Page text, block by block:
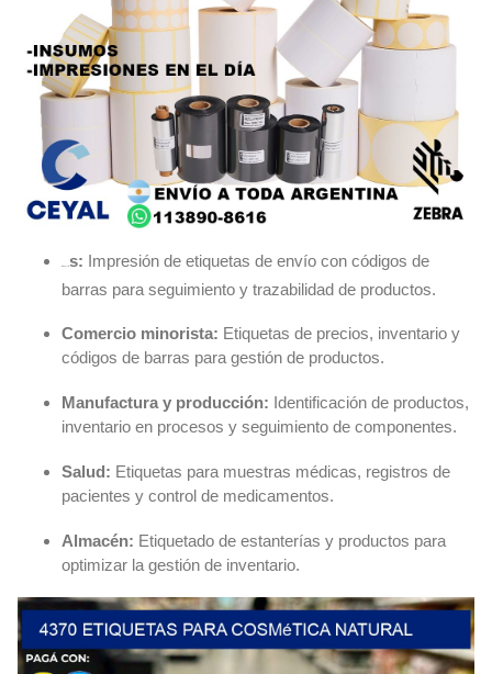
s: Impresión de etiquetas de envío con códigos de
barras para seguimiento y trazabilidad de productos.
Comercio minorista: Etiquetas de precios, inventario y
códigos de barras para gestión de productos.
Manufactura y producción: Identificación de productos,
inventario en procesos y seguimiento de componentes.
Salud: Etiquetas para muestras médicas, registros de
pacientes y control de medicamentos.
Almacén: Etiquetado de estanterías y productos para
optimizar la gestión de inventario.